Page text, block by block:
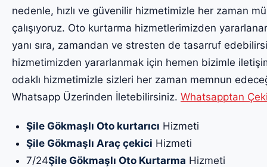
nedenle, hızlı ve güvenilir hizmetimizle her zaman
çalışıyoruz. Oto kurtarma hizmetlerimizden
yanı sıra, zamandan ve stresten de tasarruf
hizmetimizden yararlanmak için hemen bizimle
odaklı hizmetimizle sizleri her zaman memnun
Whatsapp Üzerinden İletebilirsiniz. Whatsapptan
Şile Gökmaşlı Oto kurtarıcı Hizmeti
Şile Gökmaşlı Araç çekici Hizmeti
7/24Şile Gökmaşlı Oto Kurtarma Hizmeti